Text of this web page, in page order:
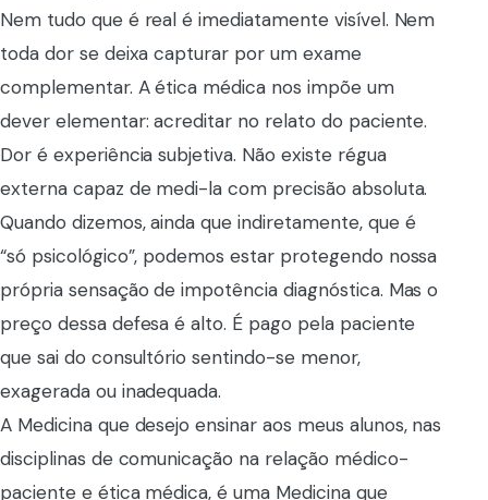
Nem tudo que é real é imediatamente visível. Nem
toda dor se deixa capturar por um exame
complementar. A ética médica nos impõe um
dever elementar: acreditar no relato do paciente.
Dor é experiência subjetiva. Não existe régua
externa capaz de medi-la com precisão absoluta.
Quando dizemos, ainda que indiretamente, que é
“só psicológico”, podemos estar protegendo nossa
própria sensação de impotência diagnóstica. Mas o
preço dessa defesa é alto. É pago pela paciente
que sai do consultório sentindo-se menor,
exagerada ou inadequada.
A Medicina que desejo ensinar aos meus alunos, nas
disciplinas de comunicação na relação médico-
paciente e ética médica, é uma Medicina que